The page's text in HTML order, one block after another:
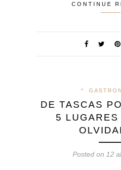
CONTINUE
*
DE TASCAS
5 LUGARES
Posted on 12